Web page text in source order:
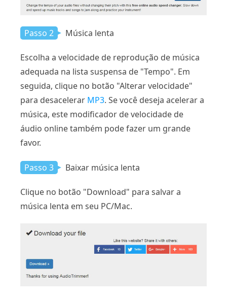
Passo 2 Música lenta
Escolha a velocidade de reprodução de música
adequada na lista suspensa de "Tempo". Em
seguida, clique no botão "Alterar velocidade"
para desacelerar MP3. Se você deseja acelerar a
música, este modificador de velocidade de
áudio online também pode fazer um grande
favor.
Passo 3 Baixar música lenta
Clique no botão "Download" para salvar a
música lenta em seu PC/Mac.